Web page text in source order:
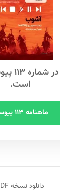
این
است.
ماهنامه ۱۱۳ پیوست
دانلود نسخه PDF